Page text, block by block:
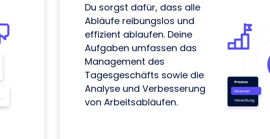
Du sorgst dafür, dass alle
Abläufe reibungslos und
effizient ablaufen. Deine
Aufgaben umfassen das
Management des
Tagesgeschäfts sowie die
Analyse und Verbesserung
von Arbeitsabläufen.